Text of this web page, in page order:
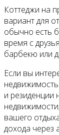
Коттеджи на
вариант для
обычно есть
время с
барбекю или
Если вы
и резиденции
вашего
дохода через